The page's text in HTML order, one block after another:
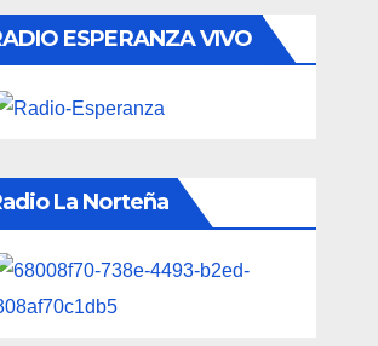
ESPERANZA VIVO
La Norteña